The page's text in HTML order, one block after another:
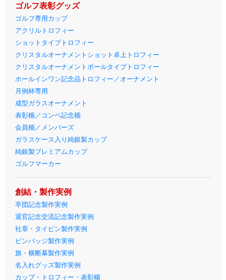
ゴルフ表彰グッズ
ゴルフ専用カップ
アクリルトロフィー
ショットタイプトロフィー
クリスタルオーナメントショット卓上トロフィー
クリスタルオーナメントボールタイプトロフィー
ホールインワン記念品トロフィー／オーナメント
月例杯専用
成型ガラスオーナメント
表彰楯／コンペ記念楯
会員楯／メンバーズ
ガラスケース入り純銀製カップ
純銀製プレミアムカップ
ゴルフマーカー
創結・製作実例
卒団記念製作実例
退官記念交流記念製作実例
社章・タイピン製作実例
ピンバッジ製作実例
旗・横断幕製作実例
名入れグッズ製作実例
カップ・トロフィー・表彰楯